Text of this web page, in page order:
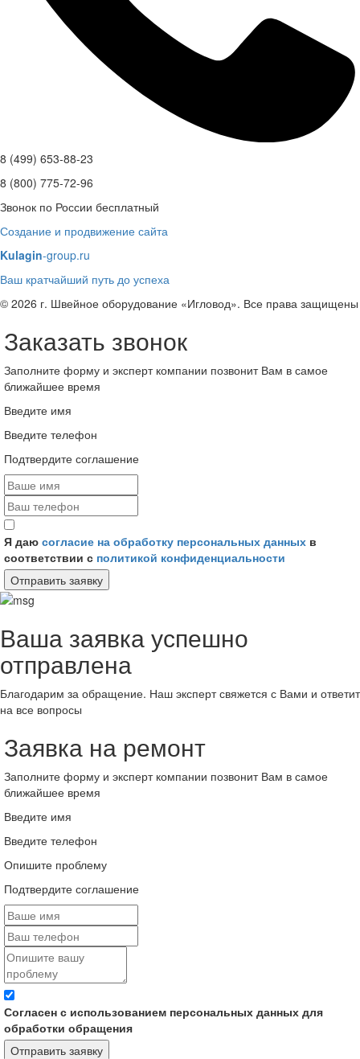
8 (499) 653-88-23
8 (800) 775-72-96
Звонок по России бесплатный
Создание и продвижение сайта
Kulagin-group.ru
Ваш кратчайший путь до успеха
© 2026 г. Швейное оборудование «Игловод». Все права защищены
Заказать звонок
Заполните форму и эксперт компании позвонит Вам в самое
ближайшее время
Введите имя
Введите телефон
Подтвердите соглашение
Я даю согласие на обработку персональных данных в
соответствии с политикой конфиденциальности
Отправить заявку
Ваша заявка успешно
отправлена
Благодарим за обращение. Наш эксперт свяжется с Вами и ответит
на все вопросы
Заявка на ремонт
Заполните форму и эксперт компании позвонит Вам в самое
ближайшее время
Введите имя
Введите телефон
Опишите проблему
Подтвердите соглашение
Согласен с использованием персональных данных для
обработки обращения
Отправить заявку